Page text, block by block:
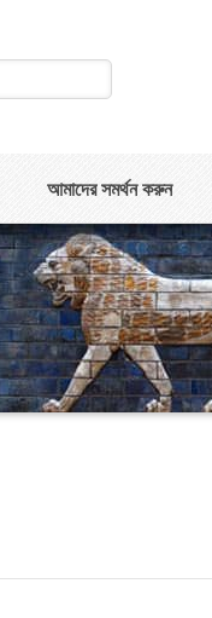
আমাদের সমর্থন করুন